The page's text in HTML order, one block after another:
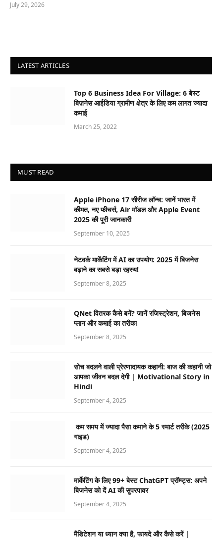
July 29, 2026
LATEST ARTICLES
Top 6 Business Idea For Village: 6 बेस्ट
बिज़नेस आईडिया ग्रामीण क्षेत्र के लिए कम लागत ज्यादा
कमाई
March 25, 2022
MUST READ
Apple iPhone 17 सीरीज लॉन्च: जानें भारत में
कीमत, नए फीचर्स, Air मॉडल और Apple Event
2025 की पूरी जानकारी
September 10, 2025
नेटवर्क मार्केटिंग में AI का उपयोग: 2025 में बिजनेस
बढ़ाने का सबसे बड़ा रहस्य!
September 8, 2025
QNet वितरक कैसे बनें? जानें रजिस्ट्रेशन, बिजनेस
प्लान और कमाई का तरीका
September 8, 2025
सोच बदलने वाली प्रेरणादायक कहानी: बाज की कहानी जो
आपका जीवन बदल देगी | Motivational Story in
Hindi
September 4, 2025
कम समय में ज्यादा पैसा कमाने के 5 स्मार्ट तरीके (2025
गाइड)
September 4, 2025
मार्केटिंग के लिए 99+ बेस्ट ChatGPT प्रॉम्प्ट्स: अपने
बिजनेस को दें AI की सुपरपावर
September 4, 2025
मैडिटेशन या ध्यान क्या है, फायदे और कैसे करें |